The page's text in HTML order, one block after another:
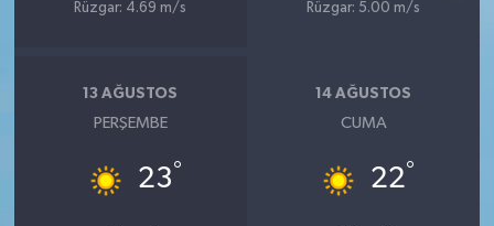
Rüzgar: 4.69 m/s
Rüzgar: 5.00 m/s
13 AĞUSTOS
PERŞEMBE
23°
14 AĞUSTOS
CUMA
22°